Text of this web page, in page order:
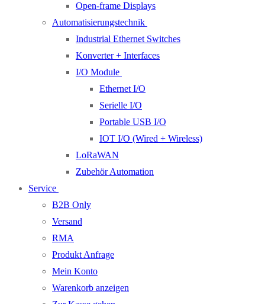
Open-frame Displays
Automatisierungstechnik
Industrial Ethernet Switches
Konverter + Interfaces
I/O Module
Ethernet I/O
Serielle I/O
Portable USB I/O
IOT I/O (Wired + Wireless)
LoRaWAN
Zubehör Automation
Service
B2B Only
Versand
RMA
Produkt Anfrage
Mein Konto
Warenkorb anzeigen